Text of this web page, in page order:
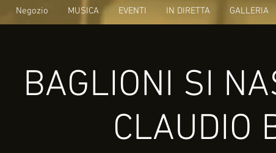
Negozio MUSICA EVENTI IN DIRETTA GALLERIA
BAGLIONI SI
CLAUDIO